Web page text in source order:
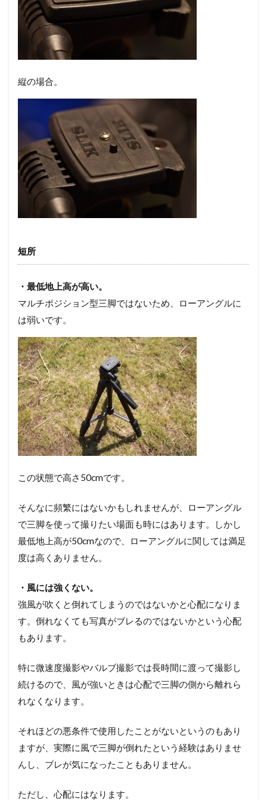
縦の場合。
短所
・最低地上高が高い。
マルチポジション型三脚ではないため、ローアングルに
は弱いです。
この状態で高さ50cmです。
そんなに頻繁にはないかもしれませんが、ローアングル
で三脚を使って撮りたい場面も時にはあります。しかし
最低地上高が50cmなので、ローアングルに関しては満足
度は高くありません。
・風には強くない。
強風が吹くと倒れてしまうのではないかと心配になりま
す。倒れなくても写真がブレるのではないかという心配
もあります。
特に微速度撮影やバルブ撮影では長時間に渡って撮影し
続けるので、風が強いときは心配で三脚の側から離れら
れなくなります。
それほどの悪条件で使用したことがないというのもあり
ますが、実際に風で三脚が倒れたという経験はありませ
んし、ブレが気になったこともありません。
ただし、心配にはなります。